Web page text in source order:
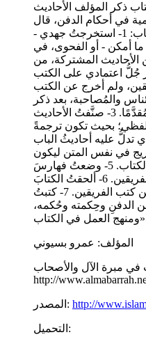
ذكر المؤلف الأحاديث
في أحكام الدفن، قال
المؤلِّف: «منهج العمل في الكتاب: 1- استخرجتُ جهدي -
ما أمكن - أو الفحوى، في
الأحاديث المشتركة، من
والقبور. 2- اقتصر جُلُّ اعتمادي على الكتب
ولم أخرج عن الكتب
والمُصاحبة، بعد ذكر
الموجود في المُصنَّفات المشهور مُقدَّمًا. 3- صنَّفتُ الأحاديث
بحيث تكون ترجمةً
تدلُّ عليه أحاديثُ الباب
في نفس المتن ليكون
أسهل للقارئ، وأليَق بموضوع الكتاب. 5- وضعتُ فهارسَ
أطراف الحديث والرواة، لأحاديث الفريقين. 6- ألحقتُ الكتابَ
بثبت المراجع المُستخدمة فيه من كتب الفريقين. 7- كتبتُ
الدفنِ وحِكمته وحُكمه،
في الكتاب».
المؤلف: عمرو بسيوني
في مبرة الآل والأصحاب
http://
المصدر: http://
التحميل: